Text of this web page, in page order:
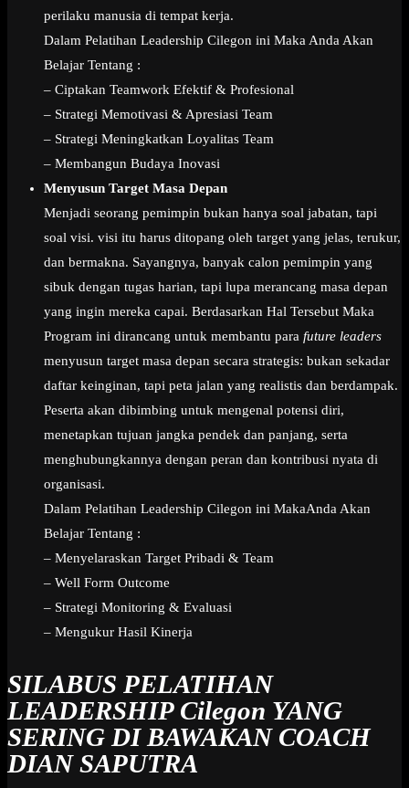
perilaku manusia di tempat kerja.
Dalam Pelatihan Leadership Cilegon ini Maka Anda Akan
Belajar Tentang :
– Ciptakan Teamwork Efektif & Profesional
– Strategi Memotivasi & Apresiasi Team
– Strategi Meningkatkan Loyalitas Team
– Membangun Budaya Inovasi
Menyusun Target Masa Depan
Menjadi seorang pemimpin bukan hanya soal jabatan, tapi
soal visi. visi itu harus ditopang oleh target yang jelas, terukur,
dan bermakna. Sayangnya, banyak calon pemimpin yang
sibuk dengan tugas harian, tapi lupa merancang masa depan
yang ingin mereka capai. Berdasarkan Hal Tersebut Maka
Program ini dirancang untuk membantu para future leaders
menyusun target masa depan secara strategis: bukan sekadar
daftar keinginan, tapi peta jalan yang realistis dan berdampak.
Peserta akan dibimbing untuk mengenal potensi diri,
menetapkan tujuan jangka pendek dan panjang, serta
menghubungkannya dengan peran dan kontribusi nyata di
organisasi.
Dalam Pelatihan Leadership Cilegon ini MakaAnda Akan
Belajar Tentang :
– Menyelaraskan Target Pribadi & Team
– Well Form Outcome
– Strategi Monitoring & Evaluasi
– Mengukur Hasil Kinerja
SILABUS PELATIHAN
LEADERSHIP Cilegon YANG
SERING DI BAWAKAN COACH
DIAN SAPUTRA